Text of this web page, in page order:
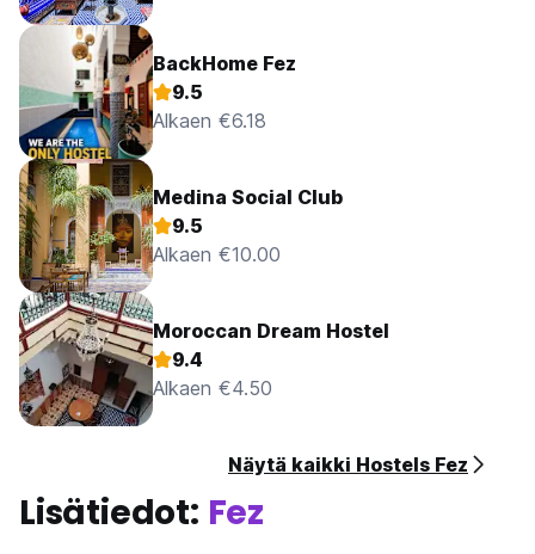
BackHome Fez
9.5
Alkaen €6.18
Medina Social Club
9.5
Alkaen €10.00
Moroccan Dream Hostel
9.4
Alkaen €4.50
Näytä kaikki Hostels Fez
Lisätiedot: Fez